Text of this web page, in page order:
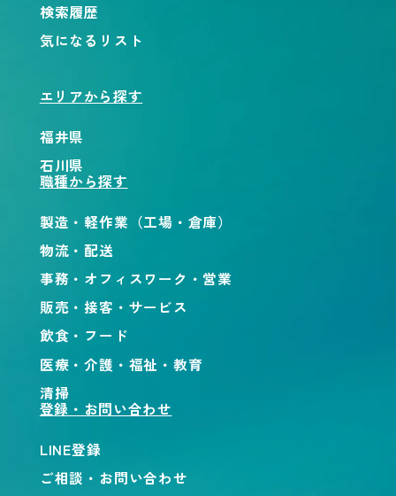
検索履歴
気になるリスト
エリアから探す
福井県
石川県
職種から探す
製造・軽作業（工場・倉庫）
物流・配送
事務・オフィスワーク・営業
販売・接客・サービス
飲食・フード
医療・介護・福祉・教育
清掃
登録・お問い合わせ
LINE登録
ご相談・お問い合わせ